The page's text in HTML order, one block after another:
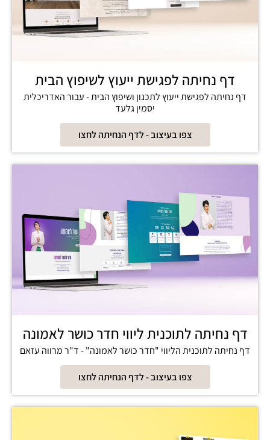
דף נחיתה לפגישת ייעוץ לשיפוץ הבית
דף נחיתה לפגישת ייעוץ לתכנון ושיפוץ הבית - עבור האדריכלית
יסמין גלעד
צפו בעיצוב - לדף הנחיתה לחצו
דף נחיתה לתוכנית ליווי חדר כושר לאמונה
דף נחיתה לתוכנית הליווי "חדר כושר לאמונה" - ד"ר מרווה עזאם
צפו בעיצוב - לדף הנחיתה לחצו